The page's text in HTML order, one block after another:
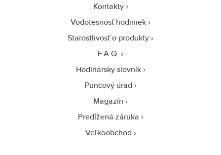
Kontakty
Vodotesnosť hodiniek
Starostlivosť o produkty
F.A.Q.
Hodinársky slovník
Puncový úrad
Magazín
Predĺžená záruka
Veľkoobchod